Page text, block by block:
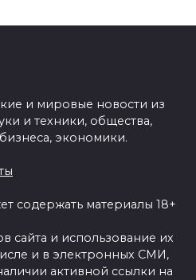
и мировые новости из
и техники, общества,
экономики.
содержать материалы 18+
сайта и использование их
и в электронных СМИ,
активной ссылки на